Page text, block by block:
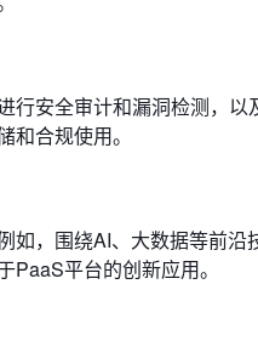
行安全审计和漏洞检测，以
合规使用。
如，围绕AI、大数据等前沿
平台的创新应用。